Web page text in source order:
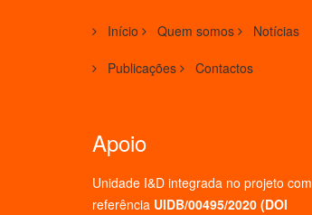
Início Quem somos Notícias
Publicações Contactos
Apoio
Unidade I&D integrada no projeto com
referência UIDB/00495/2020 (DOI